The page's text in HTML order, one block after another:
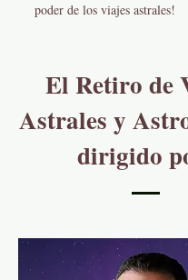
poder de los viajes astrales!
El Retiro de
Astrales y
dirigido